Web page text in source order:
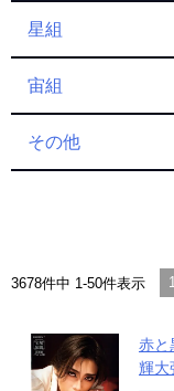
星組
宙組
その他
3678件中 1-50件表示
赤
輝大